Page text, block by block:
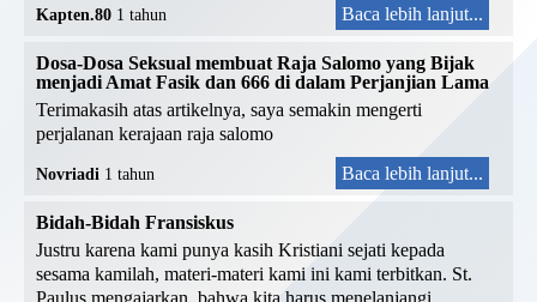
Kapten.80 1 tahun Baca lebih lanjut...
Dosa-Dosa Seksual membuat Raja Salomo yang Bijak
menjadi Amat Fasik dan 666 di dalam Perjanjian Lama
Terimakasih atas artikelnya, saya semakin mengerti
perjalanan kerajaan raja salomo
Novriadi 1 tahun Baca lebih lanjut...
Bidah-Bidah Fransiskus
Justru karena kami punya kasih Kristiani sejati kepada
sesama kamilah, materi-materi kami ini kami terbitkan. St.
Paulus mengajarkan, bahwa kita harus menelanjangi